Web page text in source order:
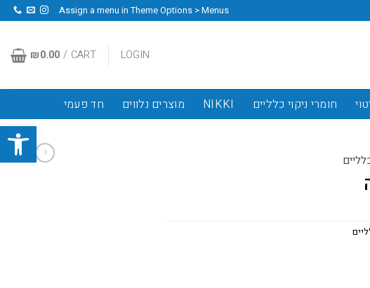
פתח
Assign a menu in Theme Options > Menus
LOGIN
CART /
₪0.00
חומרי ניקוי כלליים NIKKI מוצרים נלווים חד פעמי